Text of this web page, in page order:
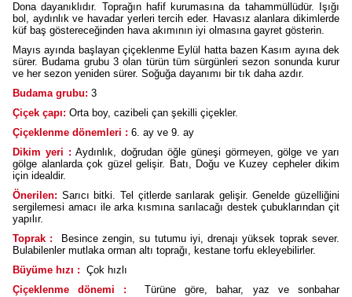
Dona dayanıklıdır. Toprağın hafif kurumasına da tahammüllüdür. Işığı
bol, aydınlık ve havadar yerleri tercih eder. Havasız alanlara dikimlerde
küf baş göstereceğinden hava akımının iyi olmasına gayret gösterin.
Mayıs ayında başlayan çiçeklenme Eylül hatta bazen Kasım ayına dek
sürer. Budama grubu 3 olan türün tüm sürgünleri sezon sonunda kurur
ve her sezon yeniden sürer. Soğuğa dayanımı bir tık daha azdır.
Budama grubu: 3
Çiçek çapı: Orta boy, cazibeli çan şekilli çiçekler.
Çiçeklenme dönemleri : 6. ay ve 9. ay
Dikim yeri : Aydınlık, doğrudan öğle güneşi görmeyen, gölge ve yarı
gölge alanlarda çok güzel gelişir. Batı, Doğu ve Kuzey cepheler dikim
için idealdir.
Önerilen: Sarıcı bitki. Tel çitlerde sarılarak gelişir. Genelde güzelliğini
sergilemesi amacı ile arka kısmına sarılacağı destek çubuklarından çit
yapılır.
Toprak :
Besince zengin, su tutumu iyi, drenajı yüksek toprak sever.
Bulabilenler mutlaka orman altı toprağı, kestane torfu ekleyebilirler.
Büyüme hızı : Çok hızlı
Çiçeklenme dönemi :
Türüne göre, bahar, yaz ve sonbahar